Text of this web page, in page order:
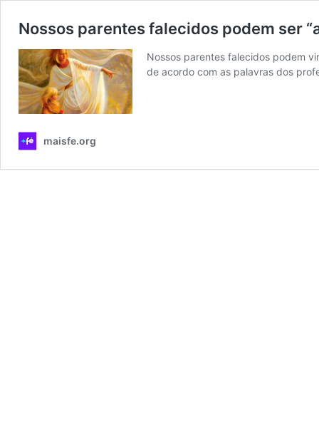
Nossos parentes falecidos podem ser
Nossos parentes falecidos podem
de acordo com as palavras dos
maisfe.org